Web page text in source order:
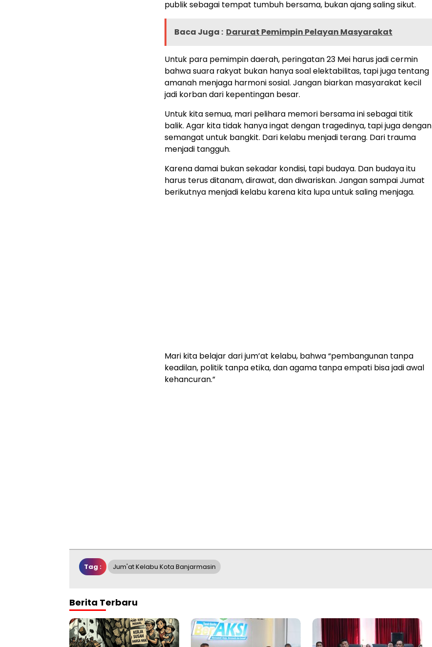
publik sebagai tempat tumbuh bersama, bukan ajang saling sikut.
Baca Juga : Darurat Pemimpin Pelayan Masyarakat
Untuk para pemimpin daerah, peringatan 23 Mei harus jadi cermin
bahwa suara rakyat bukan hanya soal elektabilitas, tapi juga tentang
amanah menjaga harmoni sosial. Jangan biarkan masyarakat kecil
jadi korban dari kepentingan besar.
Untuk kita semua, mari pelihara memori bersama ini sebagai titik
balik. Agar kita tidak hanya ingat dengan tragedinya, tapi juga dengan
semangat untuk bangkit. Dari kelabu menjadi terang. Dari trauma
menjadi tangguh.
Karena damai bukan sekadar kondisi, tapi budaya. Dan budaya itu
harus terus ditanam, dirawat, dan diwariskan. Jangan sampai Jumat
berikutnya menjadi kelabu karena kita lupa untuk saling menjaga.
Mari kita belajar dari jum’at kelabu, bahwa “pembangunan tanpa
keadilan, politik tanpa etika, dan agama tanpa empati bisa jadi awal
kehancuran.”
Tag : Jum'at Kelabu Kota Banjarmasin
Berita Terbaru